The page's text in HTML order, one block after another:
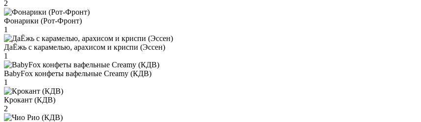
2
Фонарики (Рот-Фронт)
1
ДаЁжь с карамелью, арахисом и криспи (Эссен)
1
BabyFox конфеты вафельные Creamy (КДВ)
1
Крокант (КДВ)
2